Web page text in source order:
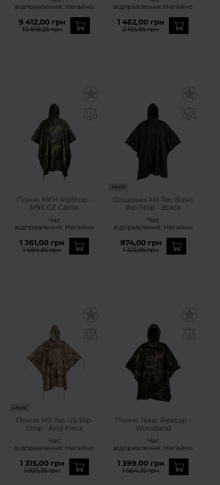
відправлення: Негайно
9 412,00 грн
10 818,35 грн
відправлення: Негайно
1 462,00 грн
2 165,85 грн
Пончо MFH RipStop -
M95 CZ Camo
Час
відправлення: Негайно
1 361,00 грн
1 684,85 грн
АКЦІЯ
Дощовик Mil-Tec Basic
Rip-Stop - Black
Час
відправлення: Негайно
874,00 грн
1 323,85 грн
АКЦІЯ
Пончо Mil-Tec US Rip-
Stop - Arid Fleck
Час
відправлення: Негайно
1 315,00 грн
1 925,35 грн
Пончо Texar Ripstop -
Woodland
Час
відправлення: Негайно
1 399,00 грн
1 564,35 грн